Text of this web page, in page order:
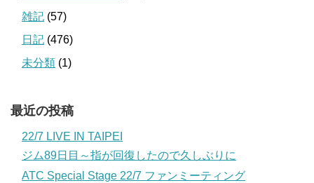
雑記 (57)
日記 (476)
未分類 (1)
最近の投稿
22/7 LIVE IN TAIPEI
ジム89日目～指が回復したので久しぶりに
ATC Special Stage 22/7 ファンミーティング